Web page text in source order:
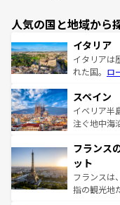
人気の国と地域から
イタリア
イタリアは
れた国。 ロ
ろん、トス
景など、自
ピザやパス
ませてくれ
なお、新着
しい。
スペイン
イベリア半
注ぐ地中海
文化が根付
れる闘牛、
る。首都マ
アートに溢
フランス
ット
フランスは
指の観光地